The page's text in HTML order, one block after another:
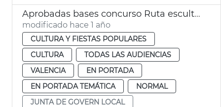
Aprobadas bases concurso Ruta esculturas personajes literarios y cinematográficos
modificado hace 1 año
CULTURA Y FIESTAS POPULARES
CULTURA
TODAS LAS AUDIENCIAS
VALENCIA
EN PORTADA
EN PORTADA TEMÁTICA
NORMAL
JUNTA DE GOVERN LOCAL